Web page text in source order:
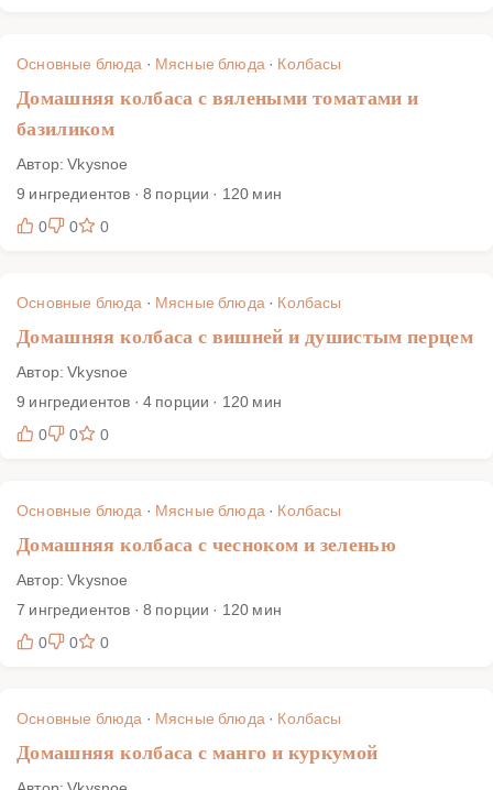
Основные блюда · Мясные блюда· Колбасы
Домашняя колбаса с вялеными томатами и
базиликом
Автор: Vkysnoe
9 ингредиентов · 8 порции · 120 мин
0
0 0
Основные блюда · Мясные блюда· Колбасы
Домашняя колбаса с вишней и душистым перцем
Автор: Vkysnoe
9 ингредиентов · 4 порции · 120 мин
0
0 0
Основные блюда · Мясные блюда· Колбасы
Домашняя колбаса с чесноком и зеленью
Автор: Vkysnoe
7 ингредиентов · 8 порции · 120 мин
0
0 0
Основные блюда · Мясные блюда· Колбасы
Домашняя колбаса с манго и куркумой